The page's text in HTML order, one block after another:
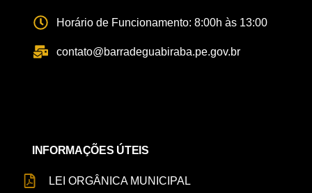
Horário de Funcionamento: 8:00h às 13:00
contato@barradeguabiraba.pe.gov.br
INFORMAÇÕES ÚTEIS
LEI ORGÂNICA MUNICIPAL